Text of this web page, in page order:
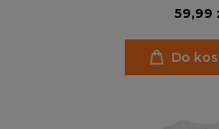
59,99
Do